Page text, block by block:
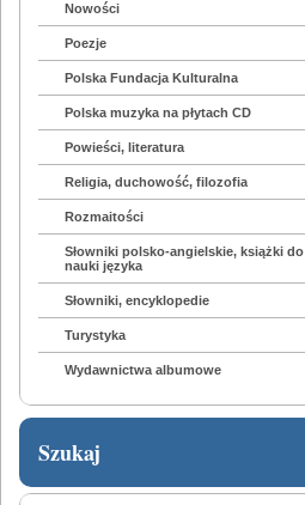
Nowości
Poezje
Polska Fundacja Kulturalna
Polska muzyka na płytach CD
Powieści, literatura
Religia, duchowość, filozofia
Rozmaitości
Słowniki polsko-angielskie, książki do
nauki języka
Słowniki, encyklopedie
Turystyka
Wydawnictwa albumowe
Szukaj